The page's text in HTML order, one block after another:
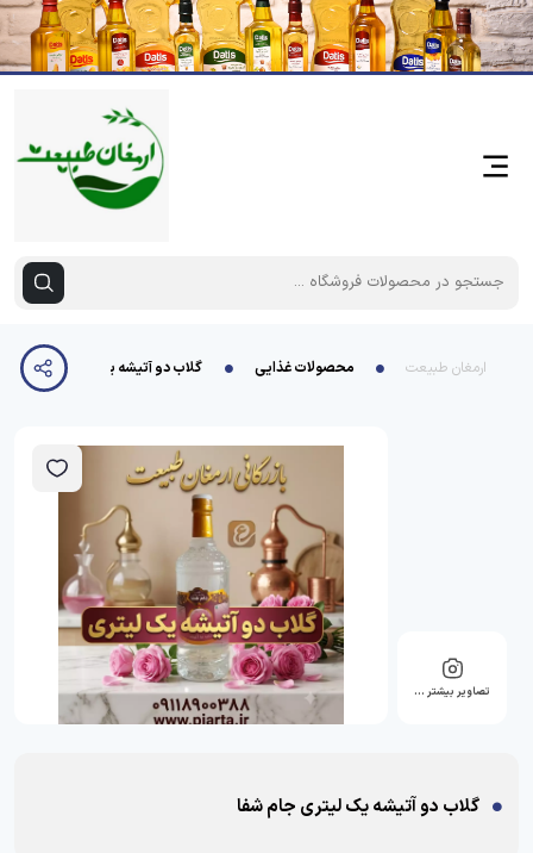
ارمغان طبیعت محصولات غذایی گلاب دو آتیشه یک لیتری جام شفا
تصاویر بیشتر …
گلاب دو آتیشه یک لیتری جام شفا